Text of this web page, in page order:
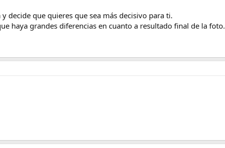
decide que quieres que sea más decisivo para ti.
haya grandes diferencias en cuanto a resultado final de la foto.